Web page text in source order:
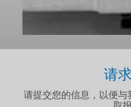
请
请提交您的信息，以便